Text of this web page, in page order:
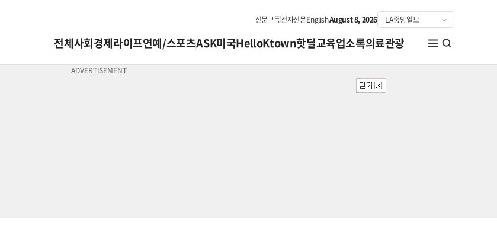
신문구독전자신문EnglishAugust 8, 2026
전체사회경제라이프연예/스포츠ASK미국HelloKtown핫딜교육업소록의료관광